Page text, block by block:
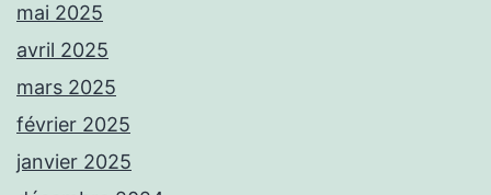
mai 2025
avril 2025
mars 2025
février 2025
janvier 2025